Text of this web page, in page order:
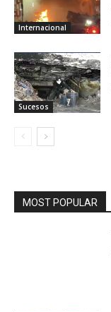
Internacional
Sucesos
MOST POPULAR